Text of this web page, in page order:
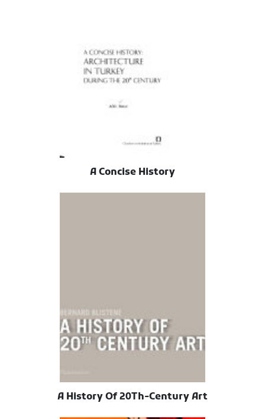
A Concise History
A History Of 20Th-Century Art